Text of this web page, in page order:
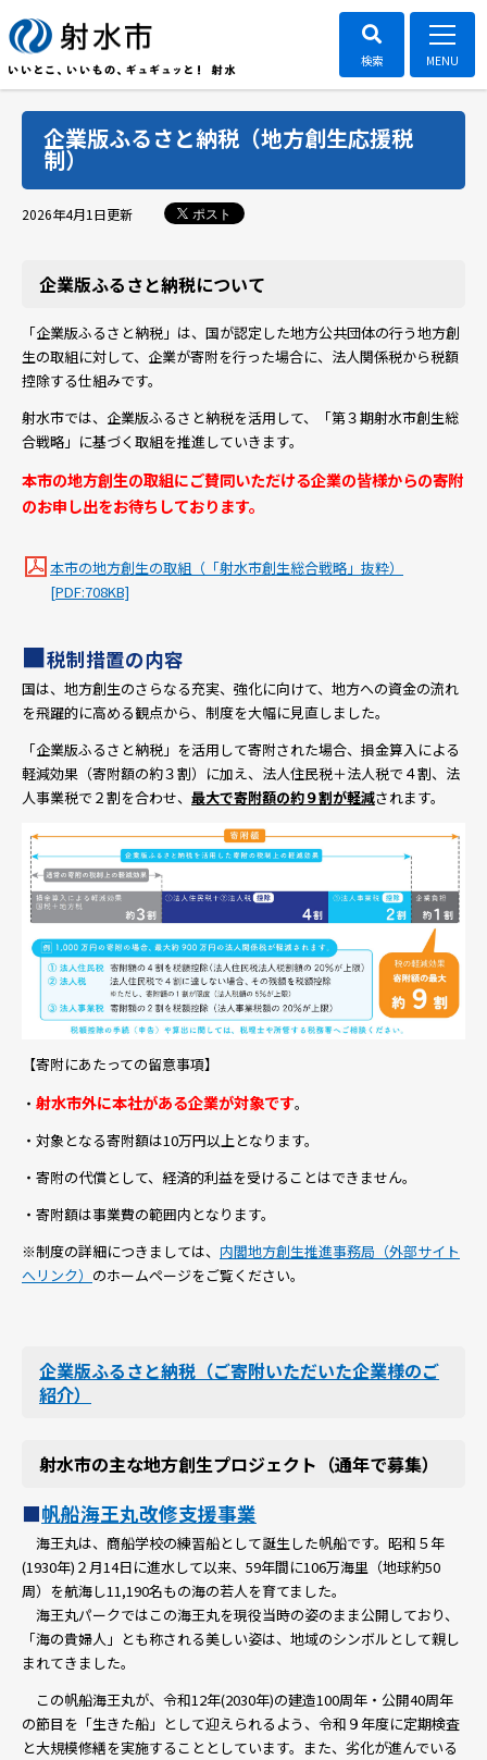
企業版ふるさと納税（地方創生応援税
制）
2026年4月1日更新 ポスト
企業版ふるさと納税について
「企業版ふるさと納税」は、国が認定した地方公共団体の行う地方創
生の取組に対して、企業が寄附を行った場合に、法人関係税から税額
控除する仕組みです。
射水市では、企業版ふるさと納税を活用して、「第３期射水市創生総
合戦略」に基づく取組を推進していきます。
本市の地方創生の取組にご賛同いただける企業の皆様からの寄附
のお申し出をお待ちしております。
本市の地方創生の取組（「射水市創生総合戦略」抜粋）
[PDF:708KB]
■税制措置の内容
国は、地方創生のさらなる充実、強化に向けて、地方への資金の流れ
を飛躍的に高める観点から、制度を大幅に見直しました。
「企業版ふるさと納税」を活用して寄附された場合、損金算入による
軽減効果（寄附額の約３割）に加え、法人住民税＋法人税で４割、法
人事業税で２割を合わせ、 最大で寄附額の約９割が軽減されます。
【寄附にあたっての留意事項】
・ 射水市外に本社がある企業が対象です。
・対象となる寄附額は10万円以上となります。
・寄附の代償として、経済的利益を受けることはできません。
・寄附額は事業費の範囲内となります。
※制度の詳細につきましては、 内閣地方創生推進事務局（外部サイト
へリンク） のホームページをご覧ください。
企業版ふるさと納税（ご寄附いただいた企業様のご
紹介）
射水市の主な地方創生プロジェクト（通年で募集）
■帆船海王丸改修支援事業
海王丸は、商船学校の練習船として誕生した帆船です。昭和５年
(1930年)２月14日に進水して以来、59年間に106万海里（地球約50
周）を航海し11,190名もの海の若人を育てました。
海王丸パークではこの海王丸を現役当時の姿のまま公開しており、
「海の貴婦人」とも称される美しい姿は、地域のシンボルとして親し
まれてきました。
この帆船海王丸が、令和12年(2030年)の建造100周年・公開40周年
の節目を「生きた船」として迎えられるよう、令和９年度に定期検査
と大規模修繕を実施することとしています。また、劣化が進んでいる